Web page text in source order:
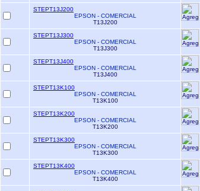
STEPT13J200
EPSON - COMERCIAL
T13J200
STEPT13J300
EPSON - COMERCIAL
T13J300
STEPT13J400
EPSON - COMERCIAL
T13J400
STEPT13K100
EPSON - COMERCIAL
T13K100
STEPT13K200
EPSON - COMERCIAL
T13K200
STEPT13K300
EPSON - COMERCIAL
T13K300
STEPT13K400
EPSON - COMERCIAL
T13K400